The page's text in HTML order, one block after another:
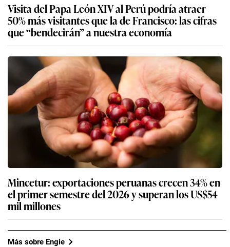
Visita del Papa León XIV al Perú podría atraer
50% más visitantes que la de Francisco: las cifras
que “bendecirán” a nuestra economía
Mincetur: exportaciones peruanas crecen 34% en
el primer semestre del 2026 y superan los US$54
mil millones
Más sobre Engie